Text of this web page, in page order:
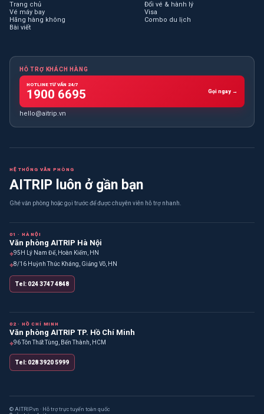
Trang chủ
Vé máy bay
Hãng hàng không
Bài viết
Đổi vé & hành lý
Visa
Combo du lịch
HỖ TRỢ KHÁCH HÀNG
HOTLINE TƯ VẤN 24/7
1900 6695 Gọi ngay →
hello@aitrip.vn
HỆ THỐNG VĂN PHÒNG
AITRIP luôn ở gần bạn
Ghé văn phòng hoặc gọi trước để được chuyên viên hỗ trợ nhanh.
01 · HÀ NỘI
Văn phòng AITRIP Hà Nội
⌖95H Lý Nam Đế, Hoàn Kiếm, HN
⌖8/16 Huỳnh Thúc Kháng, Giảng Võ, HN
Tel: 024 3747 4848
02 · HỒ CHÍ MINH
Văn phòng AITRIP TP. Hồ Chí Minh
⌖96 Tôn Thất Tùng, Bến Thành, HCM
Tel: 028 3920 5999
© AITRIP.vn · Hỗ trợ trực tuyến toàn quốc